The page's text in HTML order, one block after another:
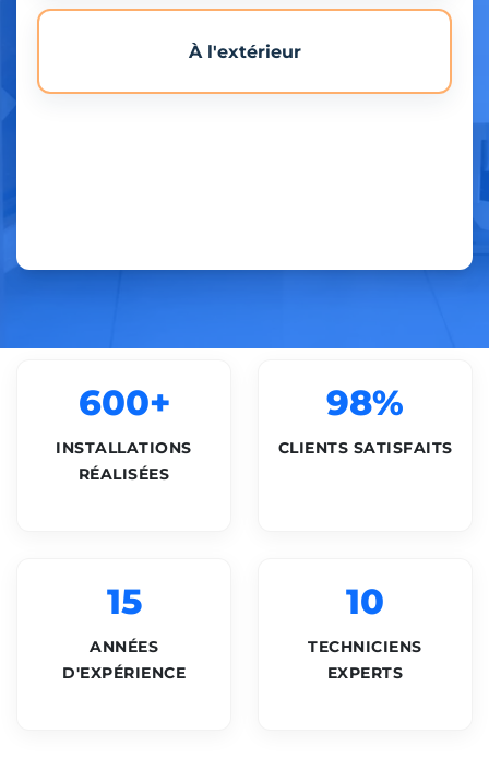
À l'extérieur
600+
INSTALLATIONS
RÉALISÉES
98%
CLIENTS SATISFAITS
15
ANNÉES
D'EXPÉRIENCE
10
TECHNICIENS
EXPERTS